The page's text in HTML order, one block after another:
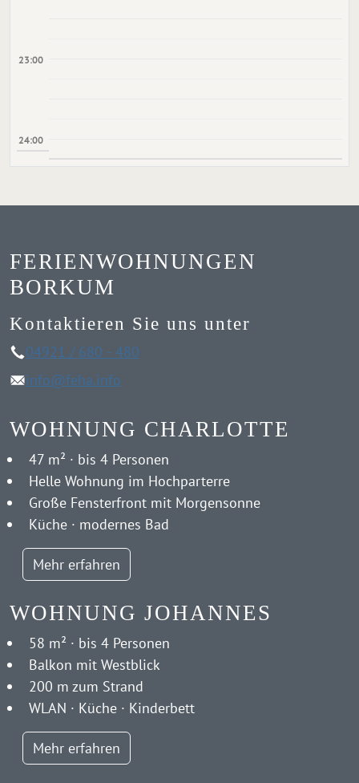
23:00
24:00
FERIENWOHNUNGEN
BORKUM
Kontaktieren Sie uns unter
04921 / 680 - 480
info@feha.info
WOHNUNG CHARLOTTE
47 m² · bis 4 Personen
Helle Wohnung im Hochparterre
Große Fensterfront mit Morgensonne
Küche · modernes Bad
Mehr erfahren
WOHNUNG JOHANNES
58 m² · bis 4 Personen
Balkon mit Westblick
200 m zum Strand
WLAN · Küche · Kinderbett
Mehr erfahren